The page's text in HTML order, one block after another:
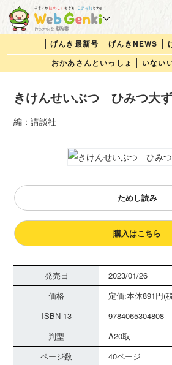
げんき最新号 げんきNEWS
おかあさんといっしょ
いない
きけんせいぶつ ひみつ大
編：講談社
ためし読み
購入はこちら
発売日
2023/01/26
価格
定価:本体891円(
ISBN-13
9784065304808
判型
A20取
ページ数
40ページ